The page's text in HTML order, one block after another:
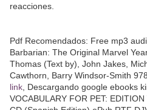
reacciones.
Pdf Recomendados: Free mp3
Barbarian: The Original Marvel
Thomas (Text by), John Jakes,
Cawthorn, Barry Windsor-Smith
link , Descargando google ebooks
VOCABULARY FOR PET: